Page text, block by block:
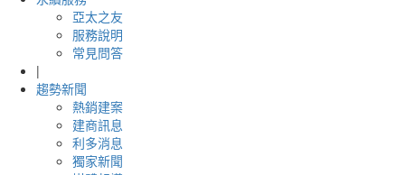
亞太之友
服務說明
常見問答
|
趨勢新聞
熱銷建案
建商訊息
利多消息
獨家新聞